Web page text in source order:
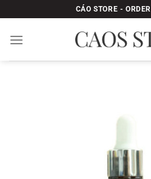
qua
nội
CÁO STORE -